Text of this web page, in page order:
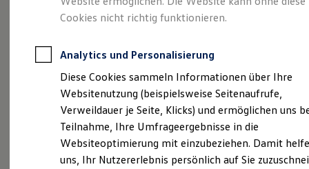
Kleinwagen-Leasing
Leasing ohne Anzahlung
Autokredit mit Schlussrate
Versicherungen und Garantien
Kfz-Versicherung
Restschuldversicherungen
Garantien
Wartungsverträge
Geschäftskunden
Professional Class bei Volkswagen
Großkunden
Behörden
Service Rabattaktion
Cookies nicht richtig funktionieren.
Analytics und Personalisierung
Diese Cookies sammeln Informationen über Ihre
Websitenutzung (beispielsweise Seitenaufrufe,
Verweildauer je Seite, Klicks) und ermöglichen uns
Teilnahme, Ihre Umfrageergebnisse in die
Websiteoptimierung mit einzubeziehen. Damit
uns, Ihr Nutzererlebnis persönlich auf Sie